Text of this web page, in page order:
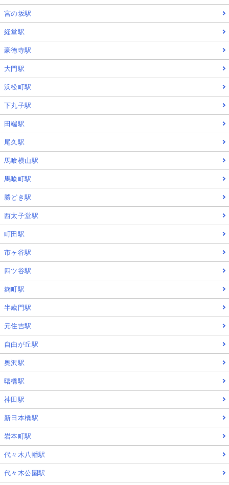
宮の坂駅
経堂駅
豪徳寺駅
大門駅
浜松町駅
下丸子駅
田端駅
尾久駅
馬喰横山駅
馬喰町駅
勝どき駅
西太子堂駅
町田駅
市ヶ谷駅
四ツ谷駅
麹町駅
半蔵門駅
元住吉駅
自由が丘駅
奥沢駅
曙橋駅
神田駅
新日本橋駅
岩本町駅
代々木八幡駅
代々木公園駅